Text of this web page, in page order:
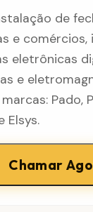
de
e comércios,
eletrônicas
e
Pado,
Elsys.
Chamar